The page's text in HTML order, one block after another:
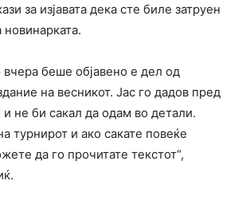
за изјавата дека сте биле затруен
новинарката.
вчера беше објавено е дел од
на весникот. Јас го дадов пред
не би сакал да одам во детали.
турнирот и ако сакате повеќе
да го прочитате текстот“,